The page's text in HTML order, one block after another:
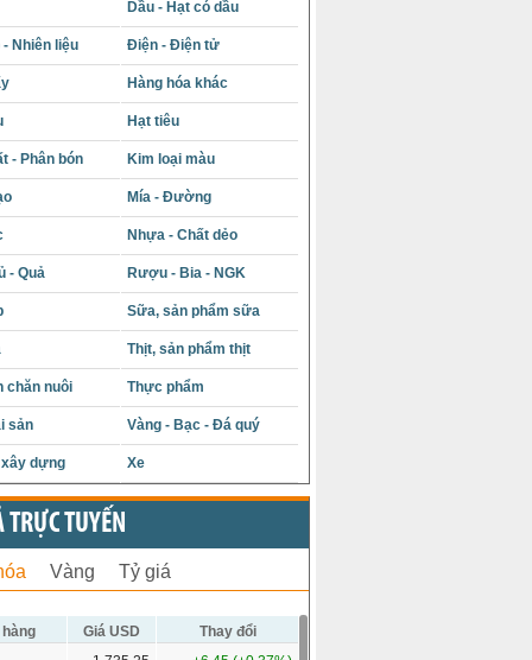
Dầu - Hạt có dầu
- Nhiên liệu Điện - Điện tử
Hàng hóa khác
Hạt tiêu
- Phân bón Kim loại màu
Mía - Đường
Nhựa - Chất dẻo
- Quả Rượu - Bia - NGK
Sữa, sản phẩm sữa
Thịt, sản phẩm thịt
chăn nuôi Thực phẩm
sản Vàng - Bạc - Đá quý
dựng Xe
TRỰC TUYẾN
Vàng Tỷ giá
Giá USD
Thay đổi